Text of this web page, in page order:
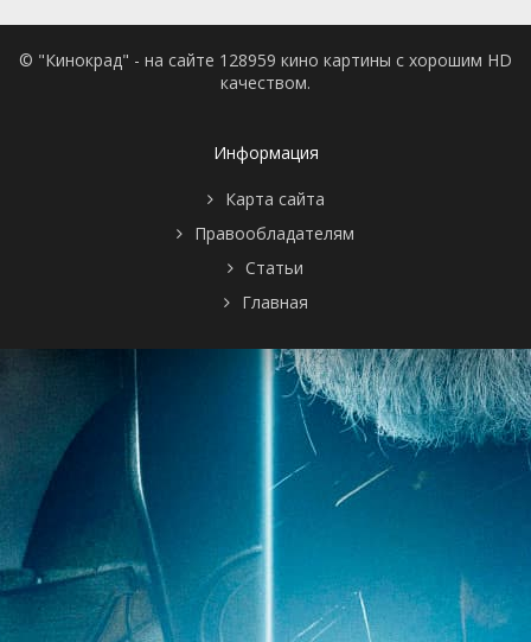
© "Кинокрад" - на сайте 128959 кино картины с хорошим HD
качеством.
Информация
Карта сайта
Правообладателям
Статьи
Главная